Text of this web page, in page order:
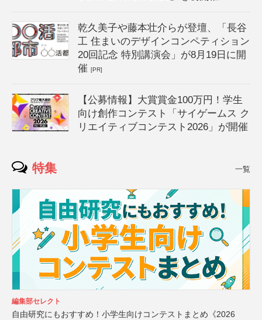
乾久美子や藤本壮介らが登壇、「長谷
工 住まいのデザインコンペティション
20回記念 特別講演会」が8月19日に開
催[PR]
【公募情報】大賞賞金100万円！学生
向け創作コンテスト「サイゲームス ク
リエイティブコンテスト2026」が開催
特集 一覧
編集部セレクト
自由研究にもおすすめ！小学生向けコンテストまとめ《2026